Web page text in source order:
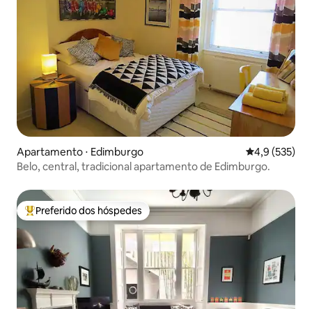
Apartamento ⋅ Edimburgo 4,9 de uma
4,9 (535)
Belo, central, tradicional apartamento de Edimburgo.
Entre os melhores preferidos dos hóspedes
Preferido dos hóspedes